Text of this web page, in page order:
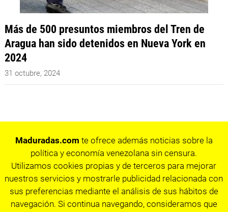
Más de 500 presuntos miembros del Tren de
Aragua han sido detenidos en Nueva York en
2024
31 octubre, 2024
Maduradas.com te ofrece además noticias sobre la
política y economía venezolana sin censura.
Utilizamos cookies propias y de terceros para mejorar
nuestros servicios y mostrarle publicidad relacionada con
sus preferencias mediante el análisis de sus hábitos de
navegación. Si continua navegando, consideramos que